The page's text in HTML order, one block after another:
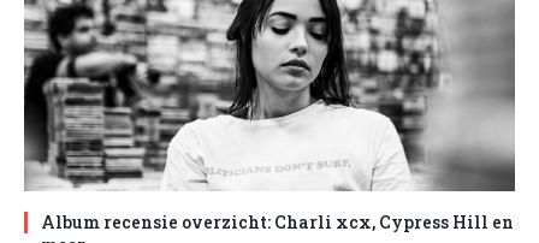
Album recensie overzicht: Charli xcx, Cypress Hill en